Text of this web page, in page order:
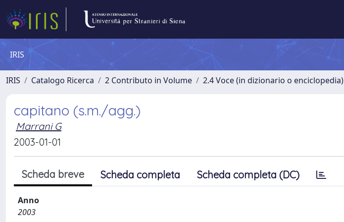
IRIS
IRIS Catalogo Ricerca 2 Contributo in Volume 2.4 Voce (in dizionario o enciclopedia)
capitano (s.m./agg.)
Marrani G
2003-01-01
Scheda breve Scheda completa Scheda completa (DC)
Anno
2003